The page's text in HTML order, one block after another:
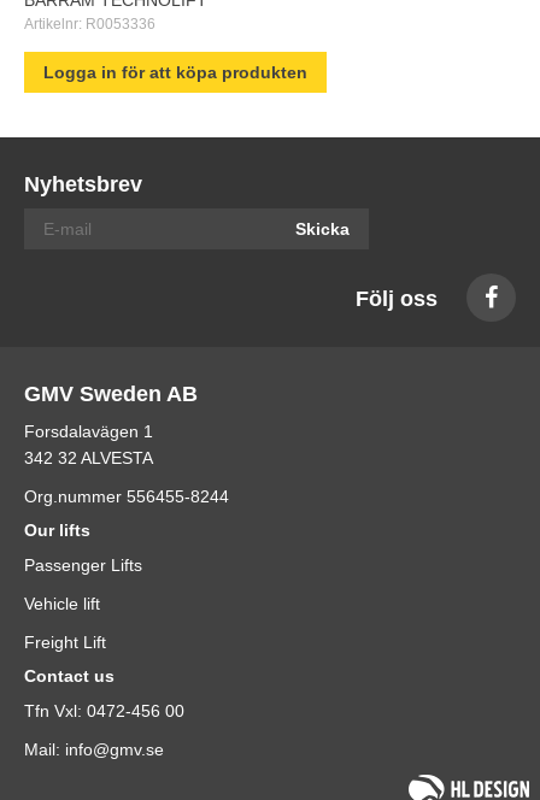
Artikelnr: R0053336
Logga in för att köpa produkten
Nyhetsbrev
Skicka
Följ oss
GMV Sweden AB
Forsdalavägen 1
342 32 ALVESTA
Org.nummer 556455-8244
Our lifts
Passenger Lifts
Vehicle lift
Freight Lift
Contact us
Tfn Vxl: 0472-456 00
Mail: info@gmv.se